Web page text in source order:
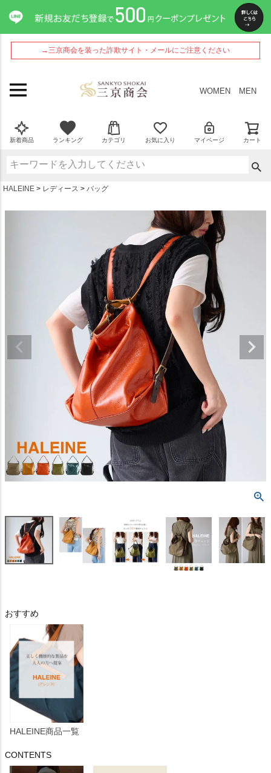
→三京商会を装った詐欺サイト・メールにご注意ください
WOMEN MEN
新着商品 ランキング カテゴリ お気に入り マイページ カート
HALEINE レディース バッグ
おすすめ
HALEINE商品一覧
CONTENTS
ペー
ジト
ップ
へ